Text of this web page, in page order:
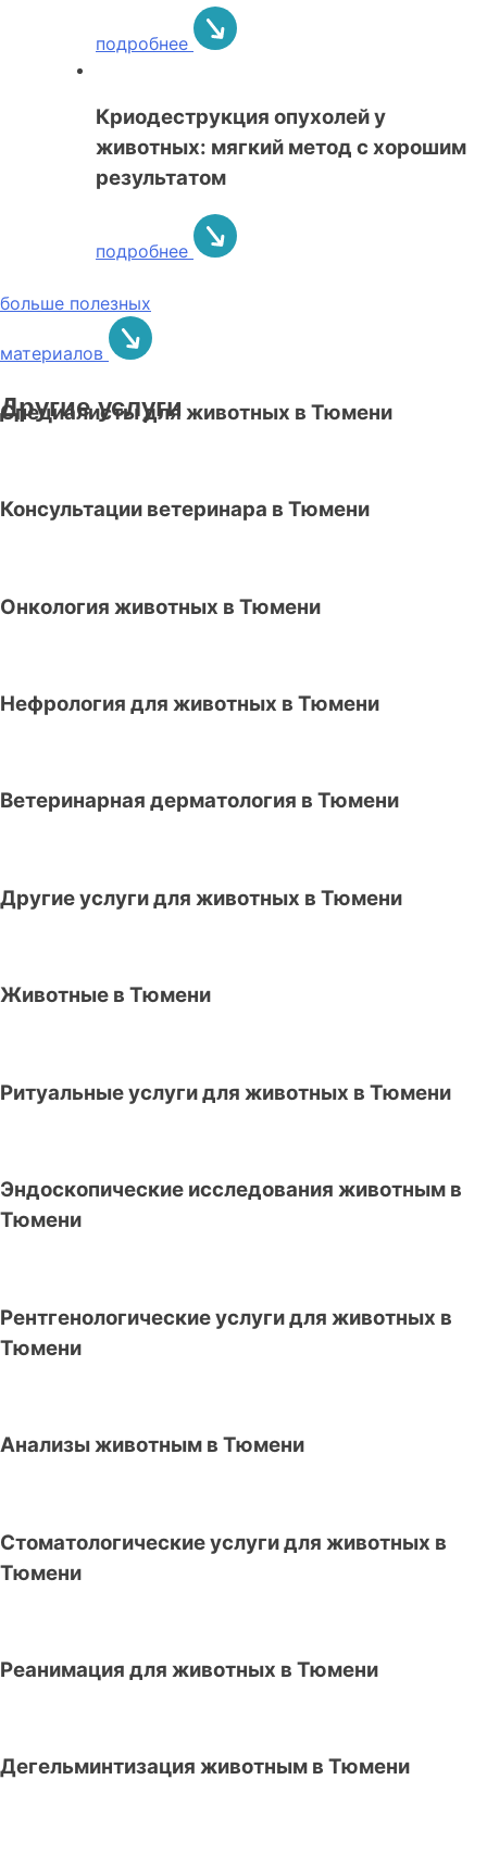
подробнее
Криодеструкция опухолей у
животных: мягкий метод с хорошим
результатом
подробнее
больше полезных
материалов
Другие услуги
Специалисты для животных в Тюмени
Консультации ветеринара в Тюмени
Онкология животных в Тюмени
Нефрология для животных в Тюмени
Ветеринарная дерматология в Тюмени
Другие услуги для животных в Тюмени
Животные в Тюмени
Ритуальные услуги для животных в Тюмени
Эндоскопические исследования животным в
Тюмени
Рентгенологические услуги для животных в
Тюмени
Анализы животным в Тюмени
Стоматологические услуги для животных в
Тюмени
Реанимация для животных в Тюмени
Дегельминтизация животным в Тюмени